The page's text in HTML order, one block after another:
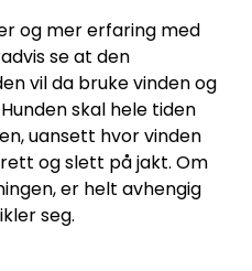
og mer erfaring med
se at den
vil da bruke vinden og
skal hele tiden
uansett hvor vinden
og slett på jakt. Om
er helt avhengig
seg.